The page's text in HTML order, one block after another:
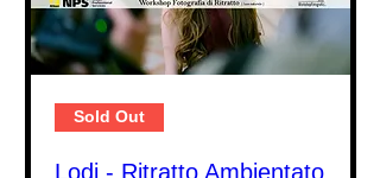
Sold Out
Lodi - Ritratto Ambientato